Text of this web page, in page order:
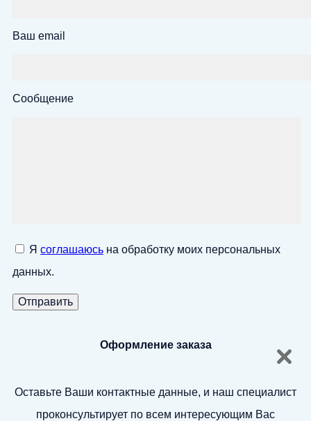
Ваш email
Сообщение
Я соглашаюсь на обработку моих персональных
данных.
Оформление заказа
Оставьте Ваши контактные данные, и наш специалист
проконсультирует по всем интересующим Вас